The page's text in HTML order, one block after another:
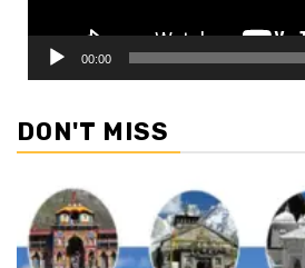
00:00
DON'T MISS